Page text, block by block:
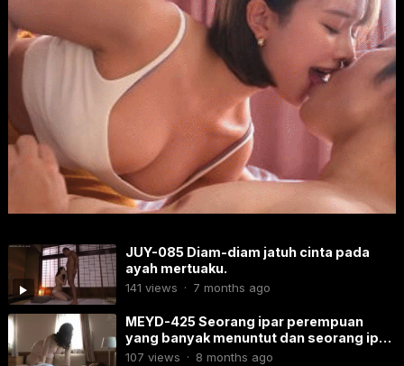
JUY-085​ Diam-diam jatuh cinta pada
ayah mertuaku.
141 views · 7 months ago
MEYD-425 Seorang ipar perempuan
yang banyak menuntut dan seorang ipar
laki-laki yang malas.
107 views · 8 months ago